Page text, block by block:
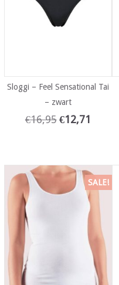
Sloggi – Feel Sensational Tai
– zwart
€16,95 €12,71
SALE!